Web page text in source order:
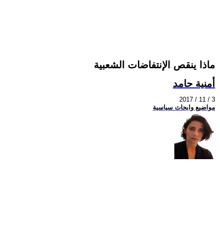
ماذا ينقص الإنتفاضات الشعبية
أمنية حامد
2017 / 11 / 3
مواضيع وابحاث سياسية